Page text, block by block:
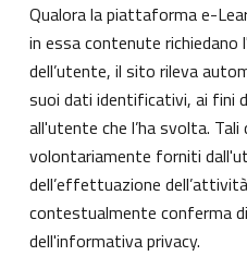
Qualora la piattaforma e-
in essa contenute
dell’utente, il sito rileva
suoi dati identificativi, ai fini
all'utente che l’ha svolta.
volontariamente forniti
dell’effettuazione
contestualmente conferma
dell'informativa privacy.